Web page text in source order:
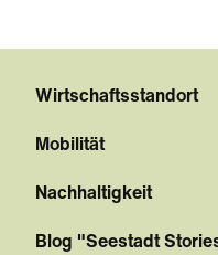
Wirtschaftsstandort
Mobilität
Nachhaltigkeit
Blog "Seestadt